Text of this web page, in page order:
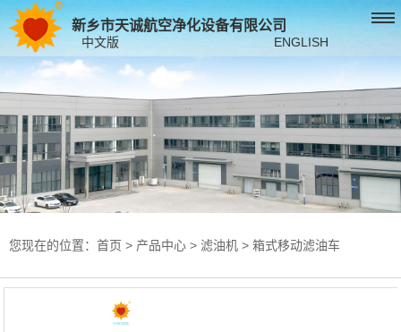
新乡市天诚航空净化设备有限公司
中文版 ENGLISH
您现在的位置： 首页 > 产品中心 > 滤油机 > 箱式移动滤油车